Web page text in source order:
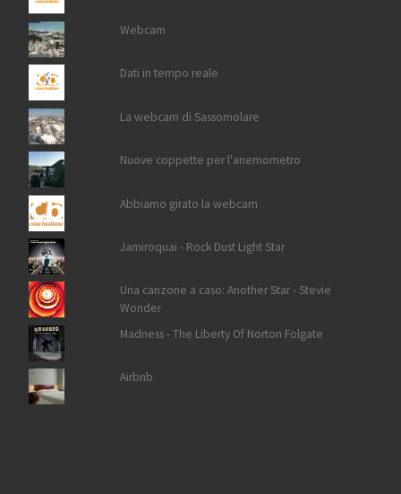
Webcam
Dati in tempo reale
La webcam di Sassomolare
Nuove coppette per l'anemometro
Abbiamo girato la webcam
Jamiroquai - Rock Dust Light Star
Una canzone a caso: Another Star - Stevie
Wonder
Madness - The Liberty Of Norton Folgate
Airbnb